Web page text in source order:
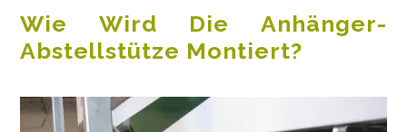
Wie Wird Die Anhänger-
Abstellstütze Montiert?